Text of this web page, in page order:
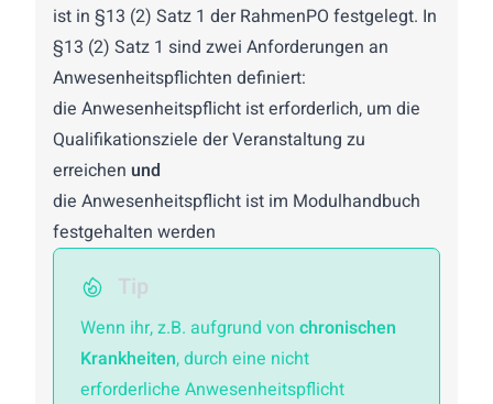
ist in §13 (2) Satz 1 der RahmenPO festgelegt. In
§13 (2) Satz 1 sind zwei Anforderungen an
Anwesenheitspflichten definiert:
die Anwesenheitspflicht ist erforderlich, um die
Qualifikationsziele der Veranstaltung zu
erreichen und
die Anwesenheitspflicht ist im Modulhandbuch
festgehalten werden
Tip
Wenn ihr, z.B. aufgrund von chronischen
Krankheiten, durch eine nicht
erforderliche Anwesenheitspflicht